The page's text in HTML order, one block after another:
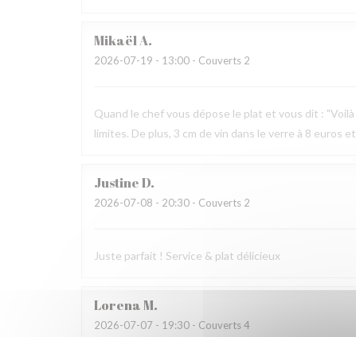
MikaëlA
2026-07-19 - 13:00 - Couverts 2
Quand le chef vous dépose le plat et vous dit :
limites. De plus, 3 cm de vin dans le verre à 8 euros
JustineD
2026-07-08 - 20:30 - Couverts 2
Juste parfait ! Service & plat délicieux
LorenaM
2026-07-07 - 19:30 - Couverts 4